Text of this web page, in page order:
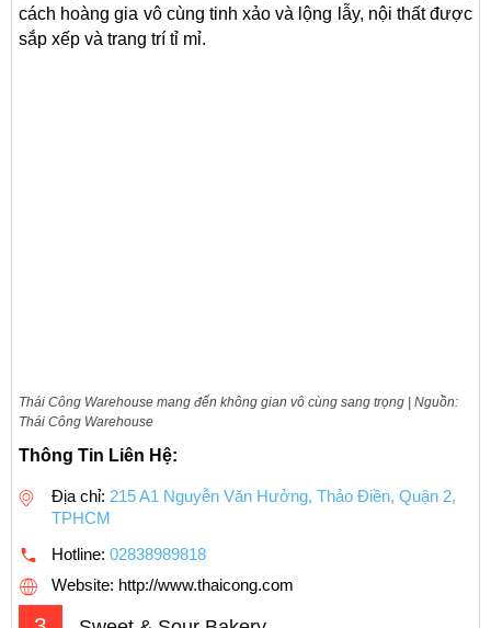
cách hoàng gia vô cùng tinh xảo và lộng lẫy, nội thất được
sắp xếp và trang trí tỉ mỉ.
Thái Công Warehouse mang đến không gian vô cùng sang trọng | Nguồn:
Thái Công Warehouse
Thông Tin Liên Hệ:
Địa chỉ: 215 A1 Nguyễn Văn Hưởng, Thảo Điền, Quận 2,
TPHCM
Hotline: 02838989818
Website: http://www.thaicong.com